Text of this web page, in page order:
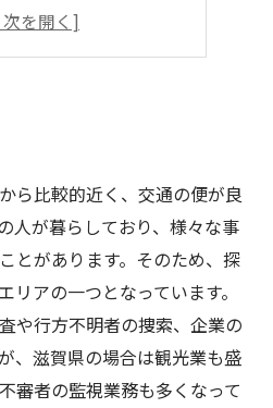
ら比較的近く、交通の便が良
人が暮らしており、様々な事
とがあります。そのため、探
アの一つとなっています。
や行方不明者の捜索、企業の
、滋賀県の場合は観光業も盛
審者の監視業務も多くなって